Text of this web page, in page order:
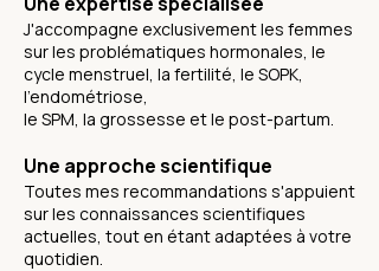
J'accompagne exclusivement les femmes
sur les problématiques hormonales, le
cycle menstruel, la fertilité, le SOPK,
l'endométriose,
le SPM, la grossesse et le post-partum.
Une approche scientifique
Toutes mes recommandations s'appuient
sur les connaissances scientifiques
actuelles, tout en étant adaptées à votre
quotidien.